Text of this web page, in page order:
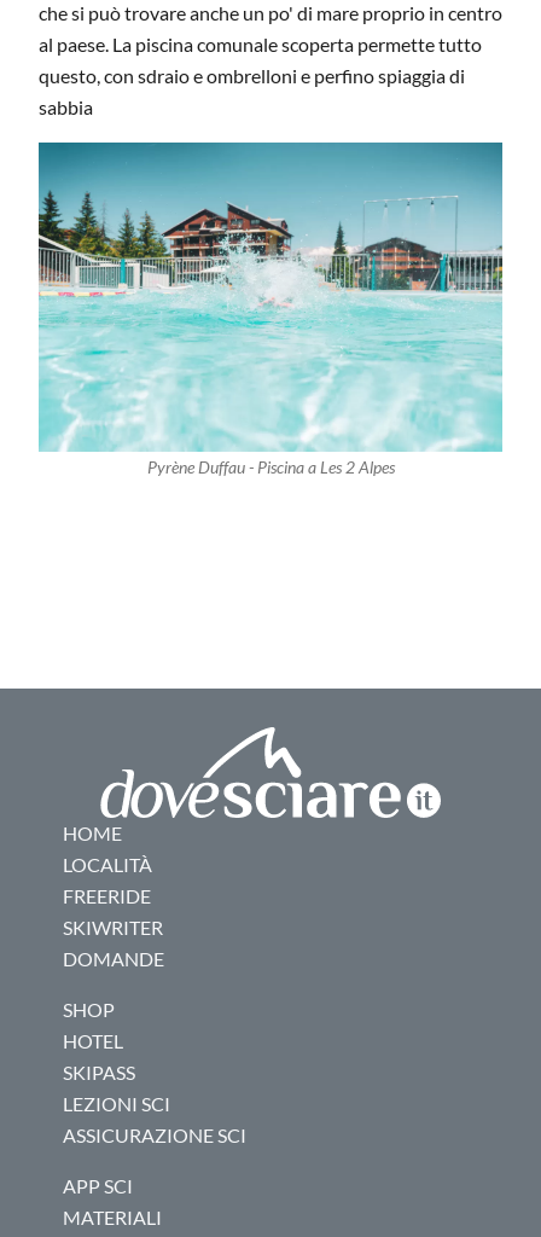
Pyrène Duffau - Piscina a Les 2 Alpes
che si può trovare anche un po' di mare proprio in centro
al paese. La piscina comunale scoperta permette tutto
questo, con sdraio e ombrelloni e perfino spiaggia di
sabbia
HOME
LOCALITÀ
FREERIDE
SKIWRITER
DOMANDE
SHOP
HOTEL
SKIPASS
LEZIONI SCI
ASSICURAZIONE SCI
APP SCI
MATERIALI